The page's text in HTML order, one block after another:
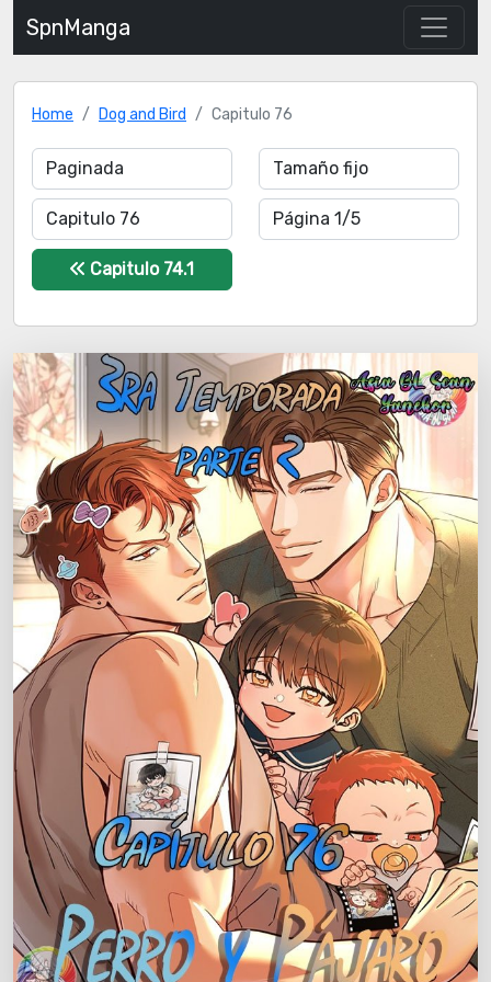
SpnManga
Home Dog and Bird Capitulo 76
Capitulo 74.1